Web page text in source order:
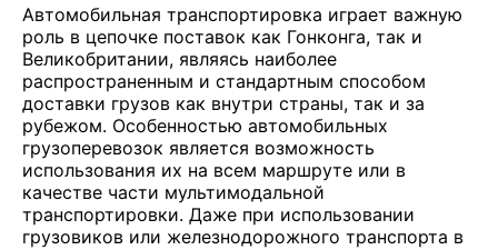
Автомобильная транспортировка играет важную
роль в цепочке поставок как Гонконга, так и
Великобритании, являясь наиболее
распространенным и стандартным способом
доставки грузов как внутри страны, так и за
рубежом. Особенностью автомобильных
грузоперевозок является возможность
использования их на всем маршруте или в
качестве части мультимодальной
транспортировки. Даже при использовании
грузовиков или железнодорожного транспорта в